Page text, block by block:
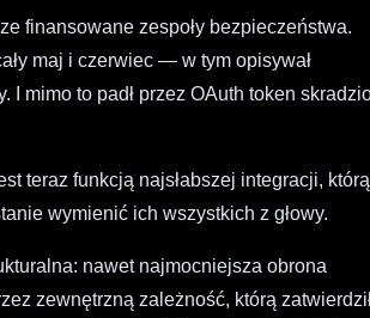
finansowane zespoły bezpieczeństwa.
maj i czerwiec — w tym opisywał
I mimo to padł przez OAuth token
teraz funkcją najsłabszej integracji, którą
wymienić ich wszystkich z głowy.
nawet najmocniejsza obrona
zewnętrzną zależność, którą